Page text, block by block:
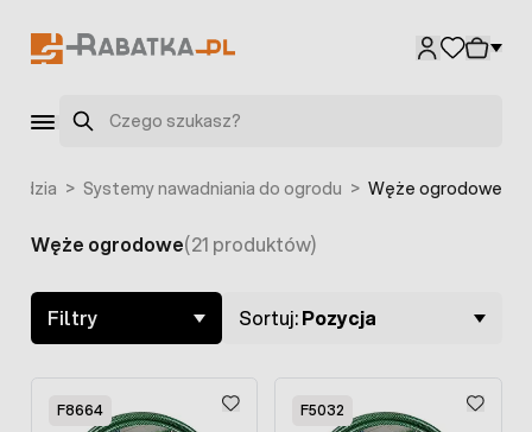
Szukaj
> Systemy nawadniania do ogrodu > Węże ogrodowe
Skip to product list
Węże ogrodowe(21 produktów)
Filtry Sortuj:Pozycja
F8664 F5032
F5039